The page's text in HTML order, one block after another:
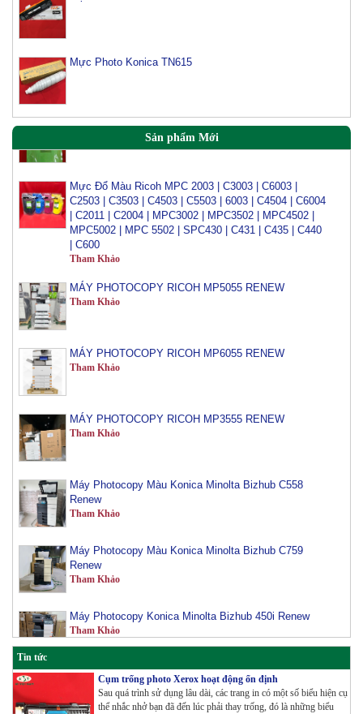
Mực Photo Konica TN615
Sản phẩm Mới
Tham Khảo
Tham Khảo
C2503 | C3503 | C4503 | C5503 | 6003 | C4504 | C6004
| C2011 | C2004 | MPC3002 | MPC3502 | MPC4502 |
MPC5002 | MPC 5502 | SPC430 | C431 | C435 | C440
| C600
Tham Khảo
Tham Khảo
Tham Khảo
Tham Khảo
Renew
Tham Khảo
Renew
Tham Khảo
Tham Khảo
Máy Photocopy màu Toshiba E-Studio 3515AC Renew
Tham Khảo
Tin tức
Cụm trống photo Xerox hoạt động ổn định
Sau quá trình sử dụng lâu dài, các trang in có một số biểu hiện cụ
thể nhắc nhở bạn đã đến lúc phải thay trống, đó là những biểu